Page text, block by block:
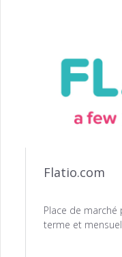
Flatio.com
Place de
terme et